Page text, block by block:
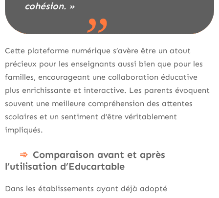
cohésion. »
Cette plateforme numérique s’avère être un atout
précieux pour les enseignants aussi bien que pour les
familles, encourageant une collaboration éducative
plus enrichissante et interactive. Les parents évoquent
souvent une meilleure compréhension des attentes
scolaires et un sentiment d’être véritablement
impliqués.
Comparaison avant et après
l’utilisation d’Educartable
Dans les établissements ayant déjà adopté